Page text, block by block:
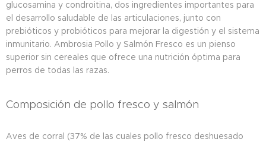
glucosamina y condroitina, dos ingredientes importantes para
el desarrollo saludable de las articulaciones, junto con
prebióticos y probióticos para mejorar la digestión y el sistema
inmunitario. Ambrosia Pollo y Salmón Fresco es un pienso
superior sin cereales que ofrece una nutrición óptima para
perros de todas las razas.
Composición de pollo fresco y salmón
Aves de corral (37% de las cuales pollo fresco deshuesado